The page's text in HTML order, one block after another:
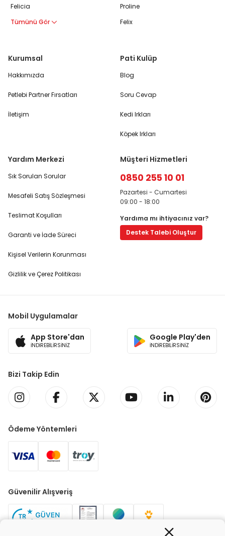
Felicia
Tümünü Gör
Proline
Felix
Kurumsal
Hakkımızda
Petlebi Partner Fırsatları
İletişim
Pati Kulüp
Blog
Soru Cevap
Kedi Irkları
Köpek Irkları
Yardım Merkezi
Sık Sorulan Sorular
Mesafeli Satış Sözleşmesi
Teslimat Koşulları
Garanti ve İade Süreci
Kişisel Verilerin Korunması
Gizlilik ve Çerez Politikası
Müşteri Hizmetleri
0850 255 10 01
Pazartesi - Cumartesi
09:00 - 18:00
Yardıma mı ihtiyacınız var?
Destek Talebi Oluştur
Mobil Uygulamalar
App Store'dan
İNDİREBİLİRSİNİZ
Google Play'den
İNDİREBİLİRSİNİZ
Bizi Takip Edin
Ödeme Yöntemleri
Güvenilir Alışveriş